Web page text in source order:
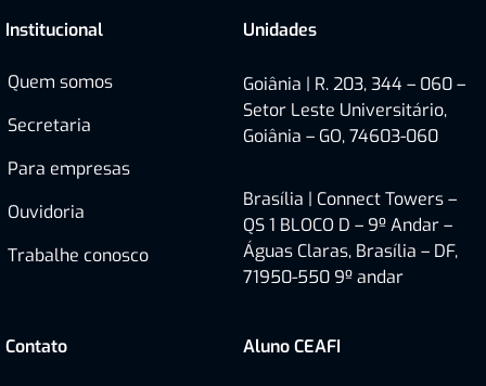
Institucional
Quem somos
Secretaria
Para empresas
Ouvidoria
Trabalhe conosco
Unidades
Goiânia | R. 203, 344 – 060 –
Setor Leste Universitário,
Goiânia – GO, 74603-060
Brasília | Connect Towers –
QS 1 BLOCO D – 9º Andar –
Águas Claras, Brasília – DF,
71950-550 9º andar
Contato Aluno CEAFI